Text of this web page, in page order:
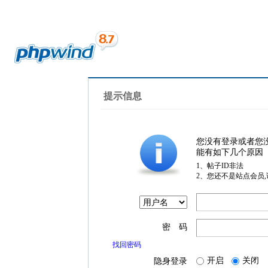
提示信息
您没有登录或者您
能有如下几个原因
1、帖子ID非法
2、您还不是站点会员
密 码
找回密码
隐身登录 开启 关闭